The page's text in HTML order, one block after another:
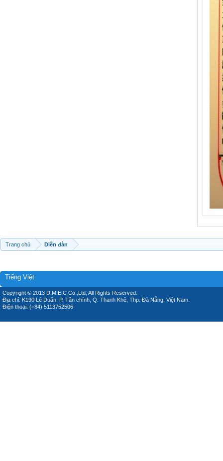
Trang chủ Diễn đàn
Tiếng Việt
Copyright © 2013 D.M.E.C Co.,Ltd, All Rights Reserved.
Địa chỉ: K190 Lê Duẩn, P. Tân chính, Q. Thanh Khê, Thp. Đà Nẵng, Việt Nam.
Điện thoại: (+84) 5113752506